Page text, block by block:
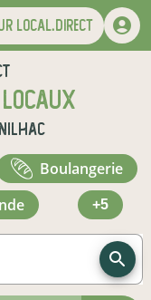
local.direct
boulangerie
+5